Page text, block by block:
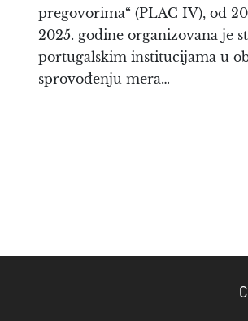
pregovorima“ (PLAC IV), od
2025. godine organizovana je
portugalskim institucijama u
sprovođenju mera…